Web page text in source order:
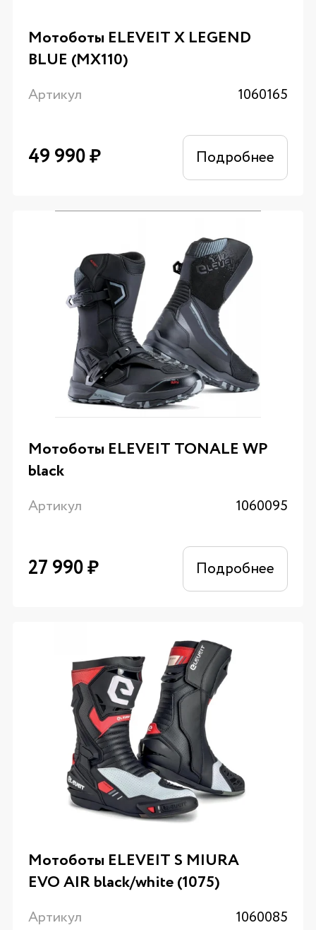
Мотоботы ELEVEIT X LEGEND
BLUE (MX110)
Артикул 1060165
49 990₽ Подробнее
Мотоботы ELEVEIT TONALE WP
black
Артикул 1060095
27 990₽ Подробнее
Мотоботы ELEVEIT S MIURA
EVO AIR black/white (1075)
Артикул 1060085